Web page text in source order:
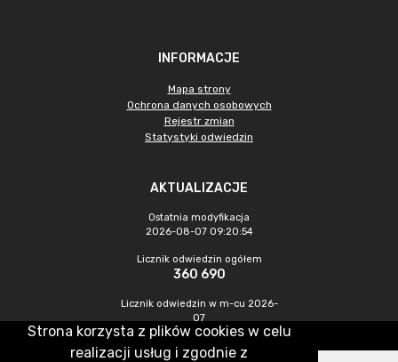
INFORMACJE
Mapa strony
Ochrona danych osobowych
Rejestr zmian
Statystyki odwiedzin
AKTUALIZACJE
Ostatnia modyfikacja
2026-08-07 09:20:54
Licznik odwiedzin ogółem
360 690
Licznik odwiedzin w m-cu 2026-
07
1 335
Strona korzysta z plików cookies w celu
realizacji usług i zgodnie z